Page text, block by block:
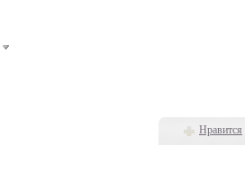
Нравится